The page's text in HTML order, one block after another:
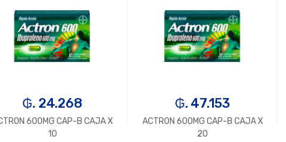
₲. 24.268
600MG CAP-B CAJA X
10
₲. 47.153
ACTRON 600MG CAP-B CAJA X
20